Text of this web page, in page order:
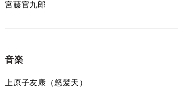
宮藤官九郎
音楽
上原子友康（怒髪天）